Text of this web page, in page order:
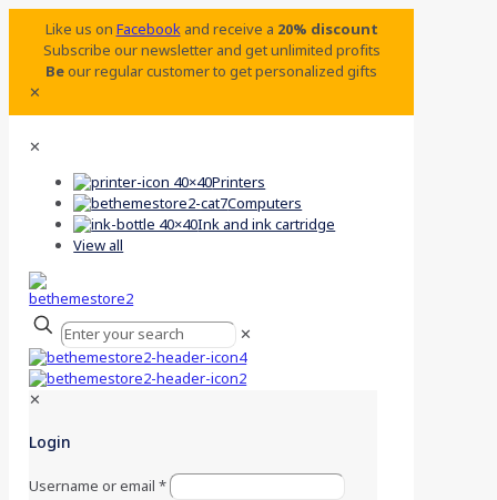
Like us onFacebookand receive a 20% discount
Subscribe our newsletter and get unlimited profits
Beour regular customer to get personalized gifts
✕
✕
Printers
Computers
Ink and ink cartridge
View all
✕
✕
Login
Username or email*